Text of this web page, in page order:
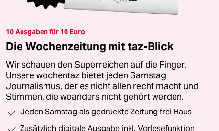
10 Ausgaben für 10 Euro
Die Wochenzeitung mit taz-Blick
Wir schauen den Superreichen auf die Finger.
Unsere wochentaz bietet jeden Samstag
Journalismus, der es nicht allen recht macht und
Stimmen, die woanders nicht gehört werden.
Jeden Samstag als gedruckte Zeitung frei Haus
Zusätzlich digitale Ausgabe inkl. Vorlesefunktion